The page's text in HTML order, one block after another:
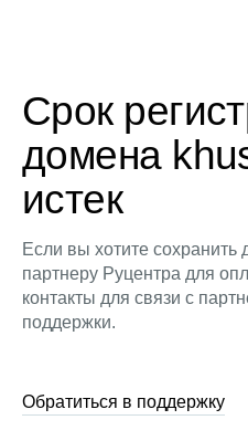
Срок
домена
истек
Если вы хотите
партнеру Руцентра для
контакты для связи с
поддержки.
Обратиться в поддержку